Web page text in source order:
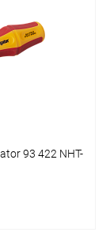
93 422 NHT-